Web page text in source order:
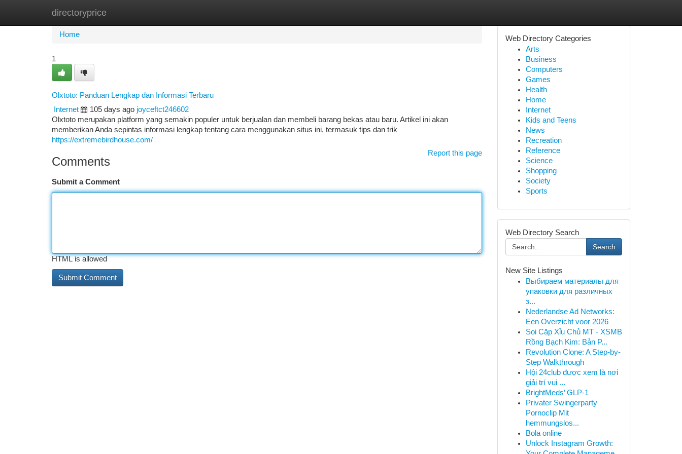
directoryprice
Home New Site Listings
Home
1
Olxtoto: Panduan Lengkap dan Informasi Terbaru
Internet
105 days ago joyceftct246602
Olxtoto merupakan platform yang semakin populer untuk berjualan dan membeli barang bekas atau baru. Artikel ini akan
memberikan Anda sepintas informasi lengkap tentang cara menggunakan situs ini, termasuk tips dan trik
https://extremebirdhouse.com/
Report this page
Comments
Submit a Comment
HTML is allowed
Web Directory Categories
Arts
Business
Computers
Games
Health
Home
Internet
Kids and Teens
News
Recreation
Reference
Science
Shopping
Society
Sports
Web Directory Search
Search
New Site Listings
Выбираем материалы для
упаковки для различных
з...
Nederlandse Ad Networks:
Een Overzicht voor 2026
Soi Cặp Xỉu Chủ MT - XSMB
Rồng Bạch Kim: Bản P...
Revolution Clone: A Step-by-
Step Walkthrough
Hội 24club được xem là nơi
giải trí vui ...
BrightMeds’ GLP-1
Privater Swingerparty
Pornoclip Mit
hemmungslos...
Bola online
Unlock Instagram Growth: